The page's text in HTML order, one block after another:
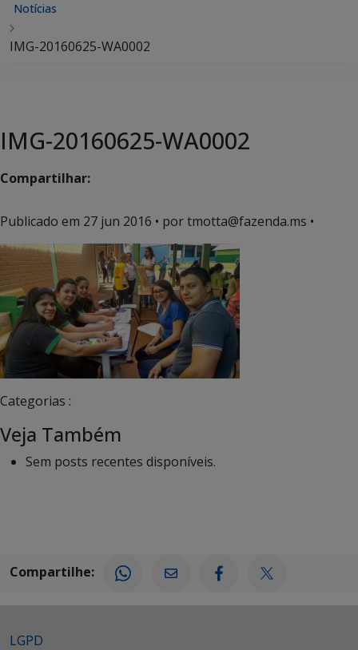
Notícias
IMG-20160625-WA0002
IMG-20160625-WA0002
Compartilhar:
Publicado em 27 jun 2016 • por tmotta@fazenda.ms •
Categorias :
Veja Também
Sem posts recentes disponíveis.
Compartilhe:
LGPD